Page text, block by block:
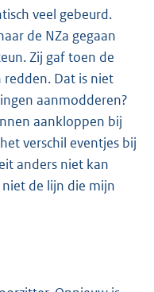
veel gebeurd.
de NZa gegaan
Zij gaf toen de
Dat is niet
aanmodderen?
aankloppen bij
verschil eventjes bij
anders niet kan
de lijn die mijn